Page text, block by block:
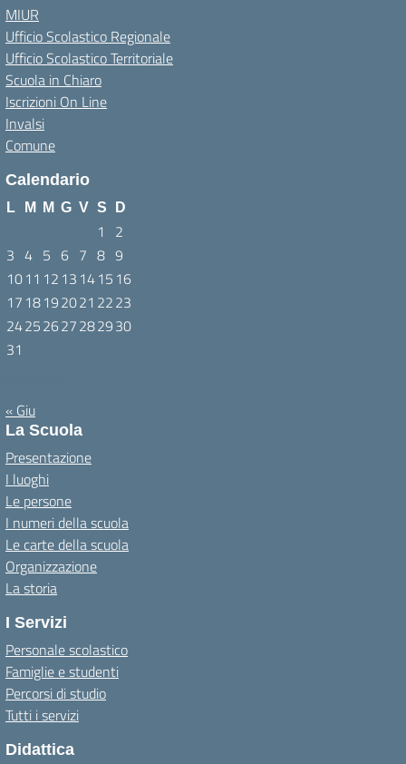
MIUR
Ufficio Scolastico Regionale
Ufficio Scolastico Territoriale
Scuola in Chiaro
Iscrizioni On Line
Invalsi
Comune
Calendario
L M M G V S D
1
2
3 4 5 6 7 8 9
1011 12 13 1415 16
17 18192021 2223
24252627282930
31
« Giu
La Scuola
Presentazione
I luoghi
Le persone
I numeri della scuola
Le carte della scuola
Organizzazione
La storia
I Servizi
Personale scolastico
Famiglie e studenti
Percorsi di studio
Tutti i servizi
Didattica